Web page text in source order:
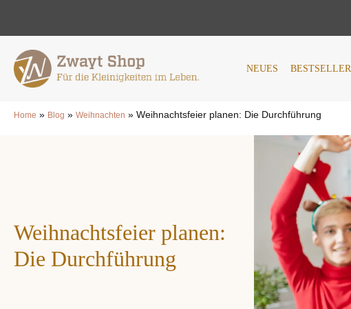
NEUES BESTSELLER
Home » Blog » Weihnachten » Weihnachtsfeier planen: Die Durchführung
Weihnachtsfeier planen:
Die Durchführung